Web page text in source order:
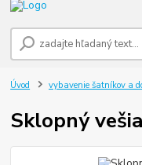
Úvod vybavenie šatníkov a
Sklopný